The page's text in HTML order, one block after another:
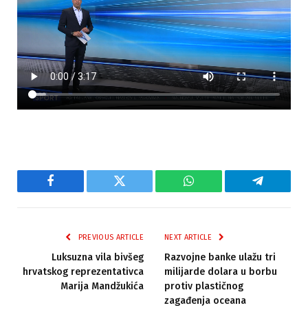
Facebook Twitter WhatsApp Telegram
PREVIOUS ARTICLE
Luksuzna vila bivšeg
hrvatskog reprezentativca
Marija Mandžukića
NEXT ARTICLE
Razvojne banke ulažu tri
milijarde dolara u borbu
protiv plastičnog
zagađenja oceana